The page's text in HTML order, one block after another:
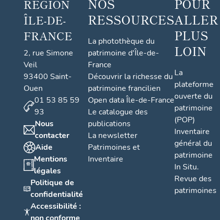
RÉGION
ÎLE-DE-
FRANCE
2, rue Simone
Veil
93400 Saint-
Ouen
01 53 85 59
93
Nous
contacter
Aide
Mentions
légales
Politique de
confidentialité
Accessibilité :
NOS
RESSOURCES
La photothèque du
patrimoine d'Île-de-
France
Découvrir la richesse du
patrimoine francilien
Open data Île-de-France
Le catalogue des
publications
La newsletter
Patrimoines et
Inventaire
POUR
ALLER
PLUS
LOIN
La
plateforme
ouverte du
patrimoine
(POP)
Inventaire
général du
patrimoine
In Situ.
Revue des
patrimoines